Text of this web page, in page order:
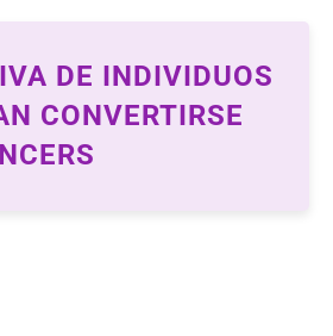
DE INDIVIDUOS
CONVERTIRSE